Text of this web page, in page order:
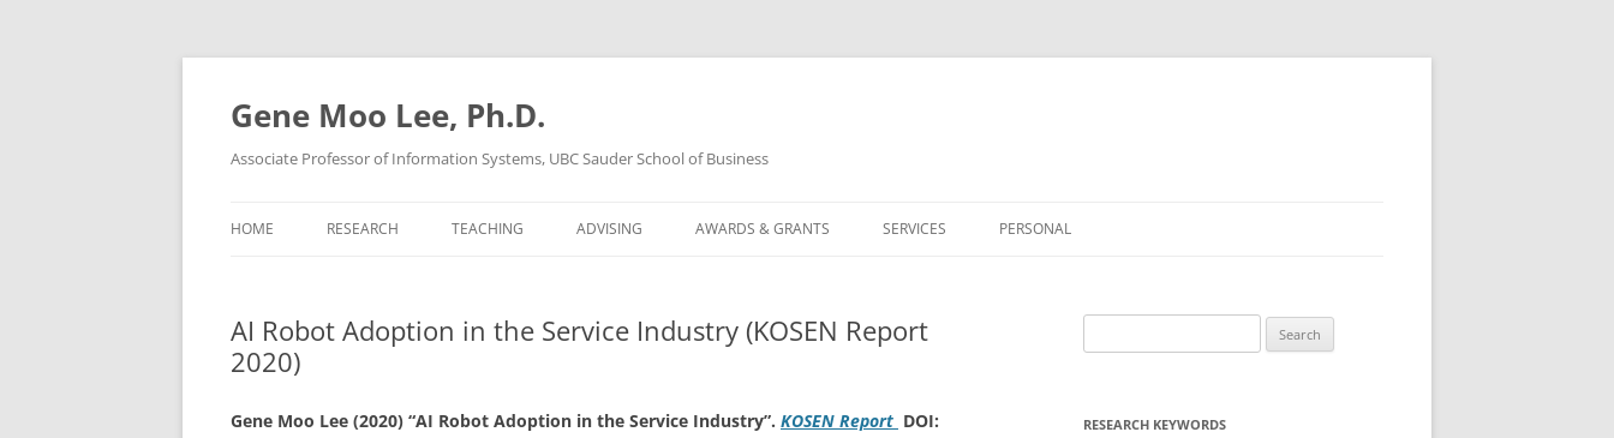
Skip
Gene Moo Lee, Ph.D.
Associate Professor of Information Systems, UBC Sauder School of Business
HOME RESEARCH TEACHING ADVISING AWARDS & GRANTS SERVICES PERSONAL
AI Robot Adoption in the Service Industry (KOSEN Report
2020)
Gene Moo Lee (2020) “AI Robot Adoption in the Service Industry”. KOSEN Report DOI:
for:
RESEARCH KEYWORDS